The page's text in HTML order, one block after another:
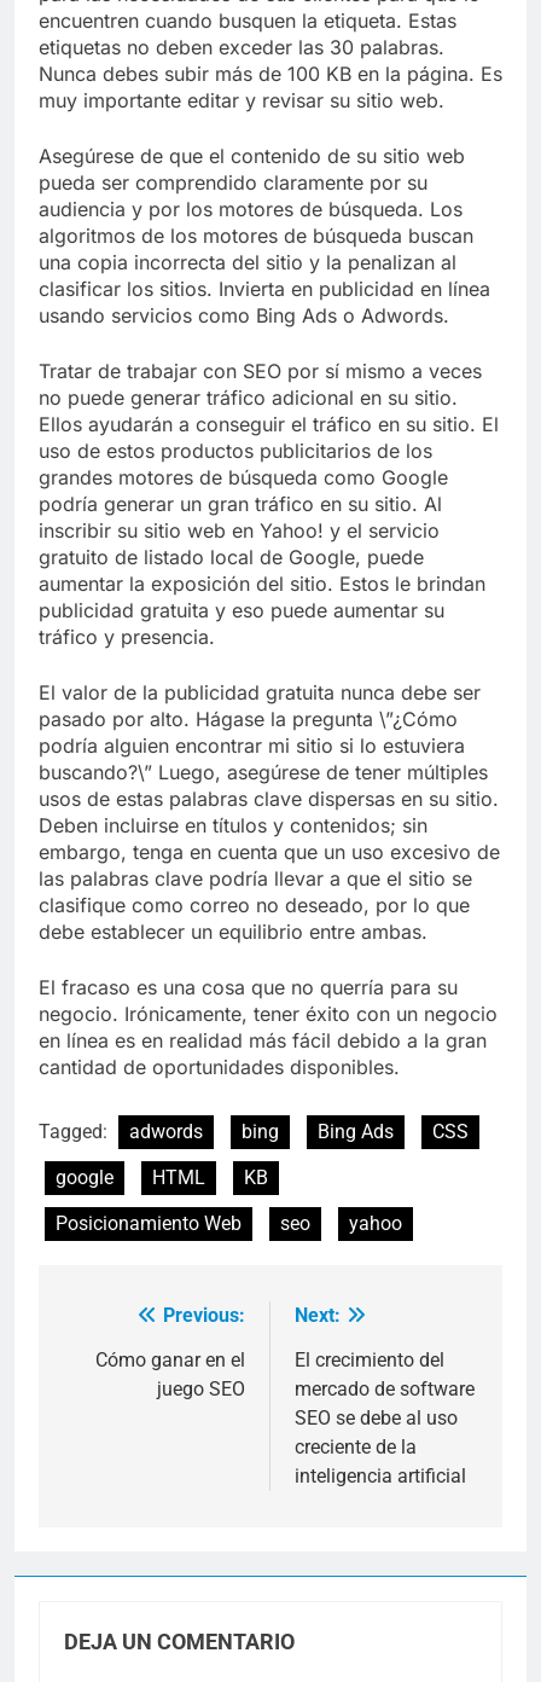
encuentren cuando busquen la etiqueta. Estas
etiquetas no deben exceder las 30 palabras.
Nunca debes subir más de 100 KB en la página. Es
muy importante editar y revisar su sitio web.
Asegúrese de que el contenido de su sitio web
pueda ser comprendido claramente por su
audiencia y por los motores de búsqueda. Los
algoritmos de los motores de búsqueda buscan
una copia incorrecta del sitio y la penalizan al
clasificar los sitios. Invierta en publicidad en línea
usando servicios como Bing Ads o Adwords.
Tratar de trabajar con SEO por sí mismo a veces
no puede generar tráfico adicional en su sitio.
Ellos ayudarán a conseguir el tráfico en su sitio. El
uso de estos productos publicitarios de los
grandes motores de búsqueda como Google
podría generar un gran tráfico en su sitio. Al
inscribir su sitio web en Yahoo! y el servicio
gratuito de listado local de Google, puede
aumentar la exposición del sitio. Estos le brindan
publicidad gratuita y eso puede aumentar su
tráfico y presencia.
El valor de la publicidad gratuita nunca debe ser
pasado por alto. Hágase la pregunta \”¿Cómo
podría alguien encontrar mi sitio si lo estuviera
buscando?\” Luego, asegúrese de tener múltiples
usos de estas palabras clave dispersas en su sitio.
Deben incluirse en títulos y contenidos; sin
embargo, tenga en cuenta que un uso excesivo de
las palabras clave podría llevar a que el sitio se
clasifique como correo no deseado, por lo que
debe establecer un equilibrio entre ambas.
El fracaso es una cosa que no querría para su
negocio. Irónicamente, tener éxito con un negocio
en línea es en realidad más fácil debido a la gran
cantidad de oportunidades disponibles.
Tagged: adwords bing Bing Ads
CSS
google
HTML
KB
Posicionamiento Web
seo yahoo
Navegación
entradas
Previous:
Cómo ganar en el
juego SEO
Next:
El crecimiento del
mercado de software
SEO se debe al uso
creciente de la
inteligencia artificial
DEJA UN COMENTARIO